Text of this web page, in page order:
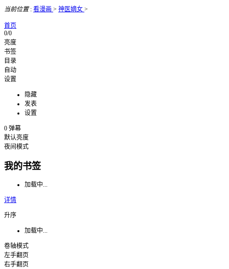
当前位置: 看漫画 > 神医嫡女 >
首页
0/0
亮度
书签
目录
自动
设置
隐藏
发表
设置
0 弹幕
默认亮度
夜间模式
我的书签
加载中...
详情
升序
加载中...
卷轴模式
左手翻页
右手翻页